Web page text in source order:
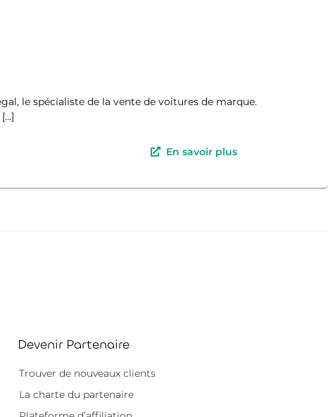
le spécialiste de la vente de voitures de marque.
En savoir plus
Devenir Partenaire
Trouver de nouveaux clients
La charte du partenaire